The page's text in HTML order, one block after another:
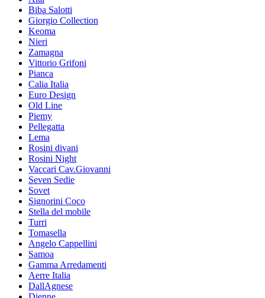
Biba Salotti
Giorgio Collection
Keoma
Nieri
Zamagna
Vittorio Grifoni
Pianca
Calia Italia
Euro Design
Old Line
Piemy
Pellegatta
Lema
Rosini divani
Rosini Night
Vaccari Cav.Giovanni
Seven Sedie
Sovet
Signorini Coco
Stella del mobile
Turri
Tomasella
Angelo Cappellini
Samoa
Gamma Arredamenti
Aerre Italia
DallAgnese